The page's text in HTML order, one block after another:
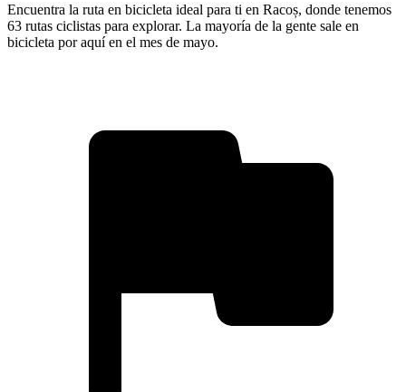
Encuentra la ruta en bicicleta ideal para ti en Racoș, donde tenemos
63 rutas ciclistas para explorar. La mayoría de la gente sale en
bicicleta por aquí en el mes de mayo.